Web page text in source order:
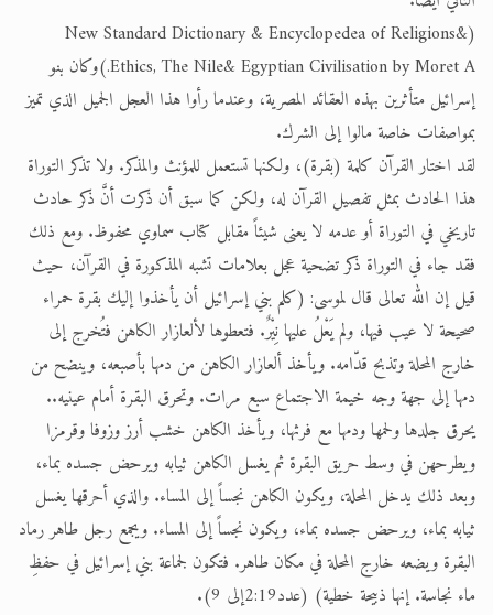
(New Standard Dictionary & Encyclopedea of Religions&
Ethics, The Nile& Egyptian Civilisation by Moret A.)وكان بنو
إسرائيل متأثرين بهذه العقائد المصرية، وعندما رأوا هذا العجل الجميل الذي تميز
بمواصفات خاصة مالوا إلى الشرك.
لقد اختار القرآن كلمة (بقرة)، ولكنها تستعمل للمؤنث والمذكر. ولا تذكر التوراة
هذا الحادث بمثل تفصيل القرآن له، ولكن كما سبق أن ذكرت أنَّ ذكر حادث
تاريخي في التوراة أو عدمه لا يعنى شيئاً مقابل كتاب سماوي محفوظ. ومع ذلك
فقد جاء في التوراة ذكر تضحية عجل بعلامات تشبه المذكورة في القرآن، حيث
قيل إن الله تعالى قال لموسى: (كلم بني إسرائيل أن يأخذوا إليك بقرة حمراء
صحيحة لا عيب فيها، ولم يَعْلُ عليها نِيْرٌ. فتعطوها لألعازار الكاهن فتُخرج إلى
خارج المحلة وتذبح قدّامه. ويأخذ ألعازار الكاهن من دمها بأصبعه، وينضح من
دمها إلى جهة وجه خيمة الاجتماع سبع مرات. وتحرق البقرة أمام عينيه..
يحرق جلدها ولحمها ودمها مع فرثها، ويأخذ الكاهن خشب أرز وزوفا وقرمزا
ويطرحهن في وسط حريق البقرة ثم يغسل الكاهن ثيابه ويرحض جسده بماء،
وبعد ذلك يدخل المحلة، ويكون الكاهن نجساً إلى المساء. والذي أحرقها يغسل
ثيابه بماء، ويرحض جسده بماء، ويكون نجساً إلى المساء. ويجمع رجل طاهر رماد
البقرة ويضعه خارج المحلة في مكان طاهر. فتكون لجماعة بني إسرائيل في حفظِ
ماء نجاسة. إنها ذبيحة خطية) (عدد2:19إلى 9).